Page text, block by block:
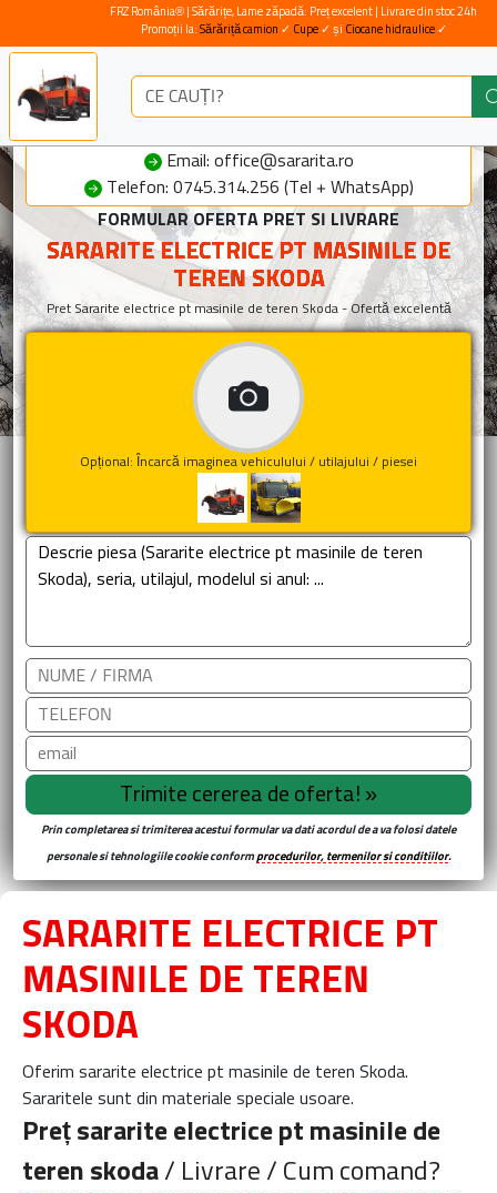
Email: office@sararita.ro
Telefon: 0745.314.256 (Tel + WhatsApp)
FORMULAR OFERTA PRET SI LIVRARE
SARARITE ELECTRICE PT MASINILE DE
TEREN SKODA
Pret Sararite electrice pt masinile de teren Skoda - Ofertă excelentă
Opțional: Încarcă imaginea vehiculului / utilajului / piesei
Prin completarea si trimiterea acestui formular va dati acordul de a va folosi datele
personale si tehnologiile cookie conformprocedurilor, termenilor si conditiilor.
SARARITE ELECTRICE PT
MASINILE DE TEREN
SKODA
Oferim sararite electrice pt masinile de teren Skoda.
Sararitele sunt din materiale speciale usoare.
Preț sararite electrice pt masinile de
teren skoda / Livrare / Cum comand?
FRZ România® | Sărărițe, Lame zăpadă: Preț excelent | Livrare din stoc 24h
Promoții la: Sărăriță camion ✓ Cupe ✓ și Ciocane hidraulice✓